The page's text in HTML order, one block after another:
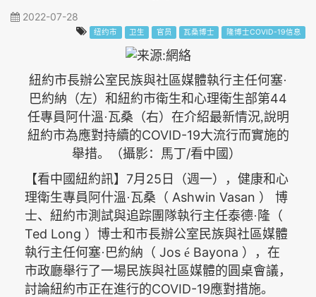
2022-07-28
纽约市 卫生 官员 瓦桑博士 隆博士COVID-19信息
紐約市長辦公室民族與社區媒體執行主任何塞·
巴約納 （左）和紐約市衛生和心理衛生部第44
任專員阿什溫·瓦桑 （右）在介紹最新情況,說明
紐約市為應對持續的COVID-19大流行而實施的
舉措。（攝影：馬丁/看中國 ）
【看中國紐約訊】7月 25 日（週一），健康和心
理衛生專員阿什溫·瓦桑（ Ashwin Vasan ）
博
士、紐約市測試與追踪團隊執行主任泰德·隆（
Ted Long ）博士和市長辦公室民族與社區媒體
執行主任何塞·巴約納（ Jos é Bayona ），在
市政廳舉行了一場民族與社區媒體的圓桌會議，
討論紐約市正在進行的COVID-19應對措施。